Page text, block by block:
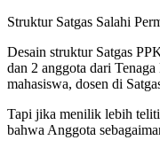
Struktur Satgas Salahi
Desain struktur Satgas
dan 2 anggota dari
mahasiswa, dosen di
Tapi jika menilik lebih teliti
bahwa Anggota